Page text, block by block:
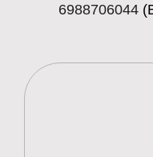
6988706044